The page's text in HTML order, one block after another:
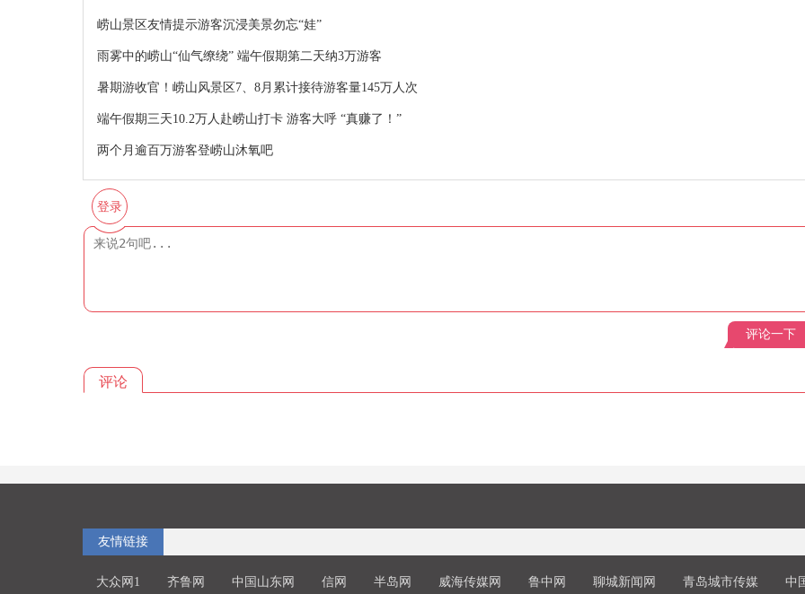
崂山景区友情提示游客沉浸美景勿忘“娃”
雨雾中的崂山“仙气缭绕” 端午假期第二天纳3万游客
暑期游收官！崂山风景区7、8月累计接待游客量145万人次
端午假期三天10.2万人赴崂山打卡 游客大呼 “真赚了！”
两个月逾百万游客登崂山沐氧吧
登录
评论一下
评论
友情链接
大众网1 齐鲁网 中国山东网 信网 半岛网 威海传媒网 鲁中网 聊城新闻网 青岛城市传媒 中